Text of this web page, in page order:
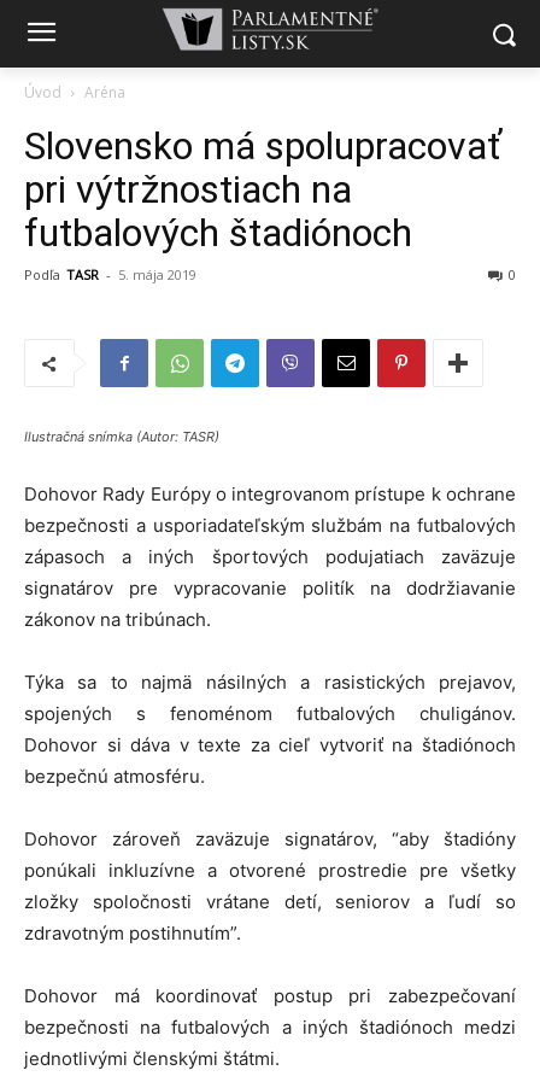
Úvod Aréna
Slovensko má spolupracovať
pri výtržnostiach na
futbalových štadiónoch
Podľa TASR - 5. mája 2019 0
Ilustračná snímka (Autor: TASR)
Dohovor Rady Európy o integrovanom prístupe k ochrane
bezpečnosti a usporiadateľským službám na futbalových
zápasoch a iných športových podujatiach zaväzuje
signatárov pre vypracovanie politík na dodržiavanie
zákonov na tribúnach.
Týka sa to najmä násilných a rasistických prejavov,
spojených s fenoménom futbalových chuligánov.
Dohovor si dáva v texte za cieľ vytvoriť na štadiónoch
bezpečnú atmosféru.
Dohovor zároveň zaväzuje signatárov, “aby štadióny
ponúkali inkluzívne a otvorené prostredie pre všetky
zložky spoločnosti vrátane detí, seniorov a ľudí so
zdravotným postihnutím”.
Dohovor má koordinovať postup pri zabezpečovaní
bezpečnosti na futbalových a iných štadiónoch medzi
jednotlivými členskými štátmi.